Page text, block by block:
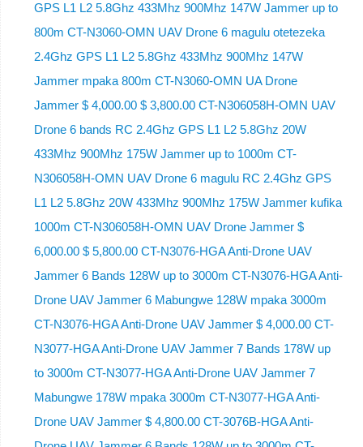
GPS L1 L2 5.8Ghz 433Mhz 900Mhz 147W Jammer up to
800m CT-N3060-OMN UAV Drone 6 magulu otetezeka
2.4Ghz GPS L1 L2 5.8Ghz 433Mhz 900Mhz 147W
Jammer mpaka 800m CT-N3060-OMN UA Drone
Jammer $ 4,000.00 $ 3,800.00 CT-N306058H-OMN UAV
Drone 6 bands RC 2.4Ghz GPS L1 L2 5.8Ghz 20W
433Mhz 900Mhz 175W Jammer up to 1000m CT-
N306058H-OMN UAV Drone 6 magulu RC 2.4Ghz GPS
L1 L2 5.8Ghz 20W 433Mhz 900Mhz 175W Jammer kufika
1000m CT-N306058H-OMN UAV Drone Jammer $
6,000.00 $ 5,800.00 CT-N3076-HGA Anti-Drone UAV
Jammer 6 Bands 128W up to 3000m CT-N3076-HGA ​​Anti-
Drone UAV Jammer 6 Mabungwe 128W mpaka 3000m
CT-N3076-HGA ​​Anti-Drone UAV Jammer $ 4,000.00 CT-
N3077-HGA Anti-Drone UAV Jammer 7 Bands 178W up
to 3000m CT-N3077-HGA Anti-Drone UAV Jammer 7
Mabungwe 178W mpaka 3000m CT-N3077-HGA Anti-
Drone UAV Jammer $ 4,800.00 CT-3076B-HGA Anti-